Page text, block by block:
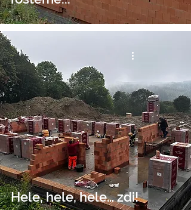
Hele, hele, hele… zdi!